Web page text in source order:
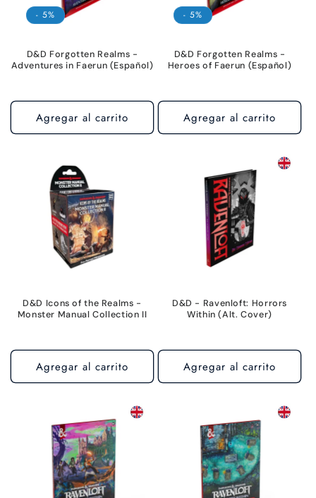
:
- 5%
D&D Forgotten Realms -
Adventures in Faerun (Español)
Agregar al carrito
- 5%
D&D Forgotten Realms -
Heroes of Faerun (Español)
Agregar al carrito
D&D Icons of the Realms -
Monster Manual Collection II
Agregar al carrito
D&D - Ravenloft: Horrors
Within (Alt. Cover)
Agregar al carrito